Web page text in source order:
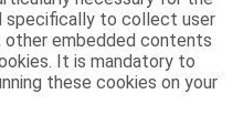
specifically to collect user
other embedded contents
It is mandatory to
these cookies on your